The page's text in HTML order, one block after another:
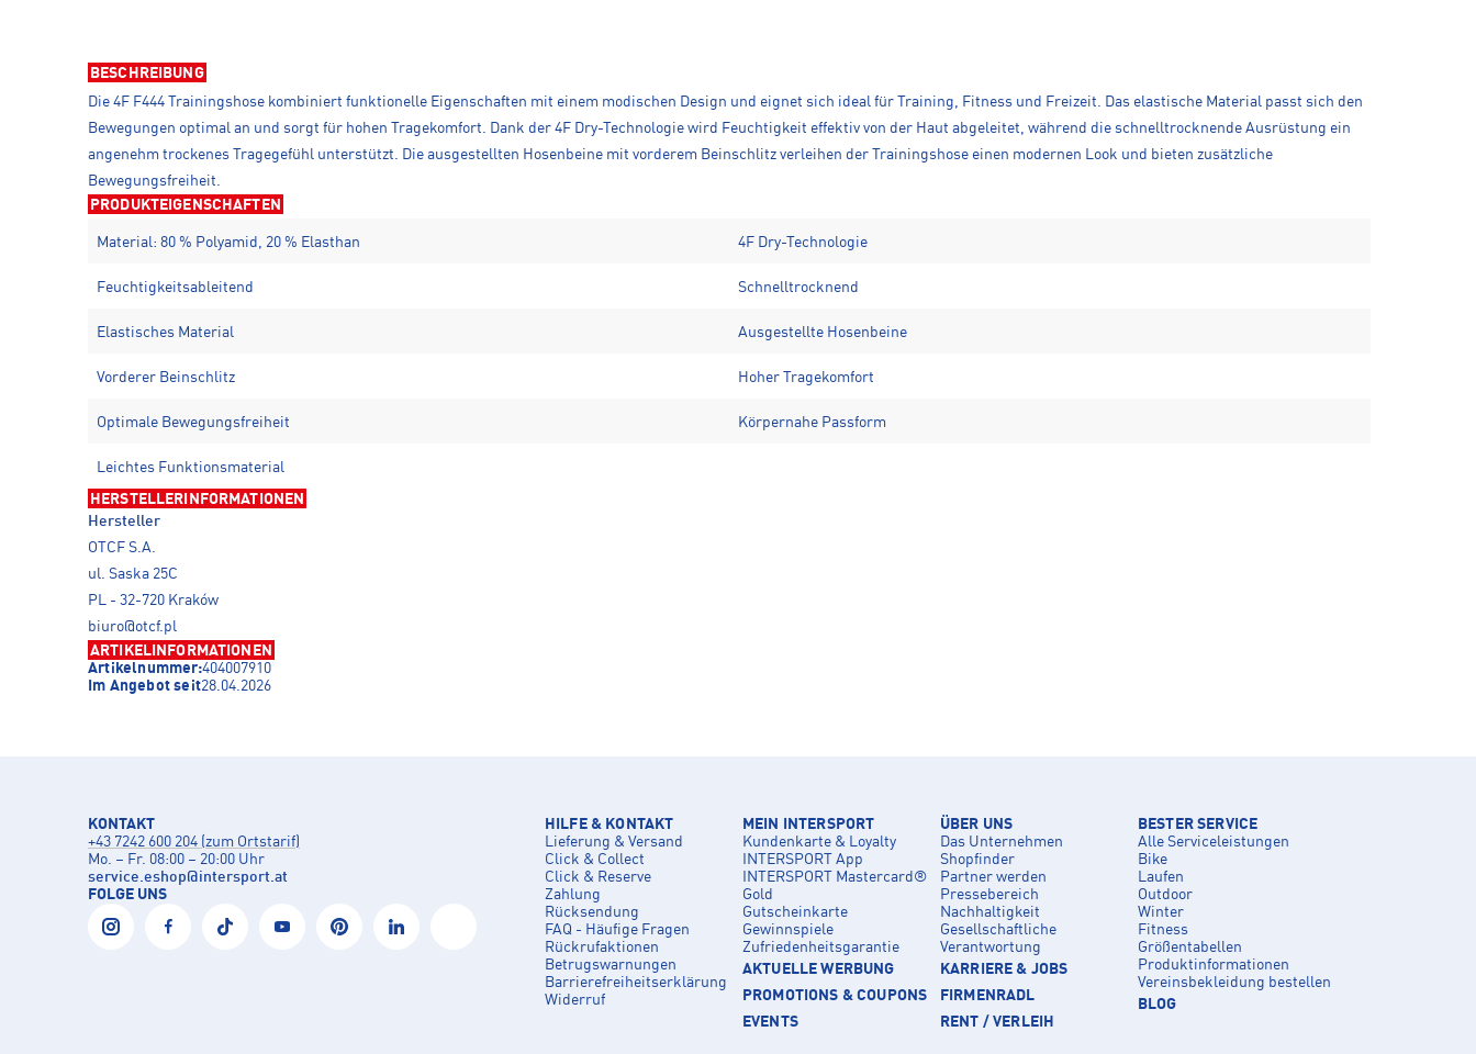
BESCHREIBUNG
Die 4F F444 Trainingshose kombiniert funktionelle Eigenschaften mit einem modischen Design und eignet sich ideal für Training, Fitness und Freizeit. Das elastische Material passt sich den
Bewegungen optimal an und sorgt für hohen Tragekomfort. Dank der 4F Dry-Technologie wird Feuchtigkeit effektiv von der Haut abgeleitet, während die schnelltrocknende Ausrüstung ein
angenehm trockenes Tragegefühl unterstützt. Die ausgestellten Hosenbeine mit vorderem Beinschlitz verleihen der Trainingshose einen modernen Look und bieten zusätzliche
Bewegungsfreiheit.
PRODUKTEIGENSCHAFTEN
Material: 80 % Polyamid, 20 % Elasthan 4F Dry-Technologie
Feuchtigkeitsableitend Schnelltrocknend
Elastisches Material Ausgestellte Hosenbeine
Vorderer Beinschlitz Hoher Tragekomfort
Optimale Bewegungsfreiheit Körpernahe Passform
Leichtes Funktionsmaterial
HERSTELLERINFORMATIONEN
Hersteller
OTCF S.A.
ul. Saska 25C
PL - 32-720 Kraków
biuro@otcf.pl
ARTIKELINFORMATIONEN
Artikelnummer:404007910
Im Angebot seit28.04.2026
KONTAKT
+43 7242 600 204 (zum Ortstarif)
Mo. – Fr. 08:00 – 20:00 Uhr
service.eshop@intersport.at
FOLGE UNS
HILFE & KONTAKT
Lieferung & Versand
Click & Collect
Click & Reserve
Zahlung
Rücksendung
FAQ - Häufige Fragen
Rückrufaktionen
Betrugswarnungen
Barrierefreiheitserklärung
Widerruf
MEIN INTERSPORT
Kundenkarte & Loyalty
INTERSPORT App
INTERSPORT Mastercard®
Gold
Gutscheinkarte
Gewinnspiele
Zufriedenheitsgarantie
AKTUELLE WERBUNG
PROMOTIONS & COUPONS
EVENTS
ÜBER UNS
Das Unternehmen
Shopfinder
Partner werden
Pressebereich
Nachhaltigkeit
Gesellschaftliche
Verantwortung
KARRIERE & JOBS
FIRMENRADL
RENT / VERLEIH
BESTER SERVICE
Alle Serviceleistungen
Bike
Laufen
Outdoor
Winter
Fitness
Größentabellen
Produktinformationen
Vereinsbekleidung bestellen
BLOG